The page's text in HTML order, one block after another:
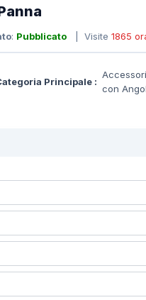
: Pubblicato | Visite 1865
Principale :
con